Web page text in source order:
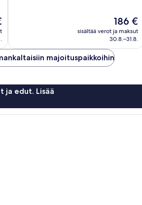
Hinta
on
186 €
186 €
sisältää verot ja maksut
30.8.–31.8.
majoituspaikkoihin
ja edut. Lisää